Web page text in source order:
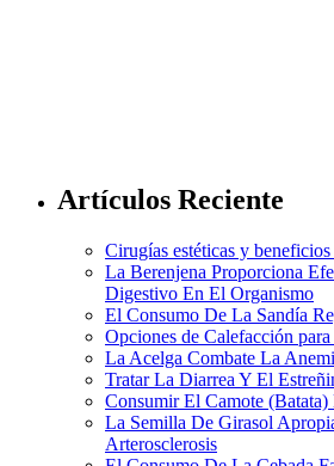
Artículos Reciente
Cirugías estéticas y beneficios
La Berenjena Proporciona
Digestivo En El Organismo
El Consumo De La Sandía
Opciones de Calefacción
La Acelga Combate La
Tratar La Diarrea Y El
Consumir El Camote (Batata)
La Semilla De Girasol
Arterosclerosis